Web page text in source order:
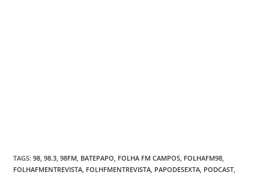
TAGS:98 98.3 98FM BATEPAPO FOLHA FM CAMPOS FOLHAFM98
FOLHAFMENTREVISTA FOLHFMENTREVISTA PAPODESEXTA PODCAST